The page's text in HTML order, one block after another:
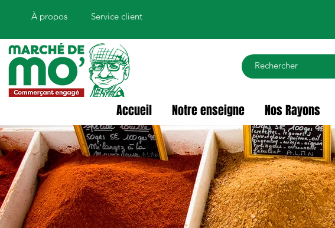
À propos Service client
Accueil Notre enseigne Nos Rayons